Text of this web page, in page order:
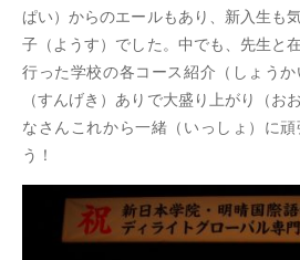
ぱい）からのエールもあり、新入生も
子（ようす）でした。中でも、先生と
行った学校の各コース紹介（しょう
（すんげき）ありで大盛り上がり（お
なさんこれから一緒（いっしょ）に
う！